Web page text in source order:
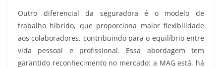
Outro diferencial da seguradora é o modelo de
trabalho híbrido, que proporciona maior flexibilidade
aos colaboradores, contribuindo para o equilíbrio entre
vida pessoal e profissional. Essa abordagem tem
garantido reconhecimento no mercado: a MAG está, há